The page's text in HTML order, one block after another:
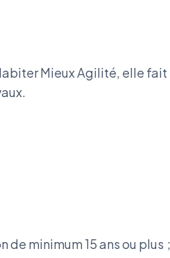
Mieux Agilité, elle fait
minimum 15 ans ou plus ;